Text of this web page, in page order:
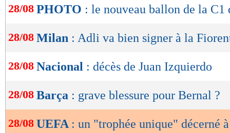
de
OK
28/08 PHOTO : le nouveau ballon de la C1
28/08 Milan : Adli va bien signer à la
28/08 Nacional : décès de Juan Izquierdo
28/08 Barça : grave blessure pour Bernal ?
28/08 UEFA : un "trophée unique" décerné